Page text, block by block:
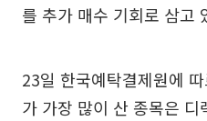
를 추가 매수 기회로 삼고
23일 한국예탁결제원에
가 가장 많이 산 종목은